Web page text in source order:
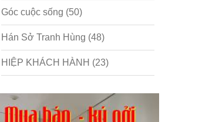
Góc cuộc sống (50)
Hán Sở Tranh Hùng (48)
HIỆP KHÁCH HÀNH (23)
Kinh tế(1)